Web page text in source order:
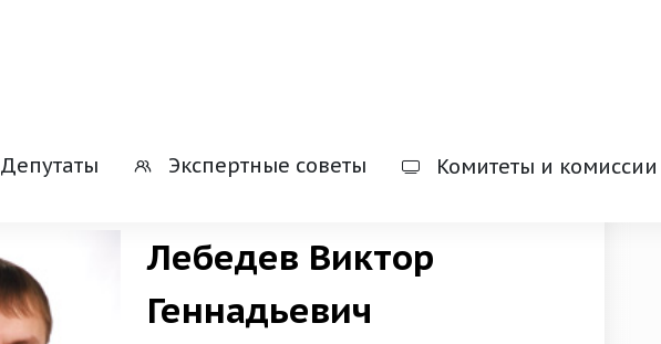
Депутаты Экспертные советы Комитеты и комиссии
Лебедев Виктор
Геннадьевич